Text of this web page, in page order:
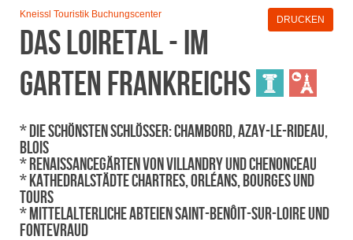
DRUCKEN
Kneissl Touristik Buchungscenter
Das Loiretal - im
Garten Frankreichs
* Die schönsten Schlösser: Chambord, Azay-le-Rideau,
Blois
* Renaissancegärten von Villandry und Chenonceau
* Kathedralstädte Chartres, Orléans, Bourges und
Tours
* Mittelalterliche Abteien Saint-Benôit-sur-Loire und
Fontevraud